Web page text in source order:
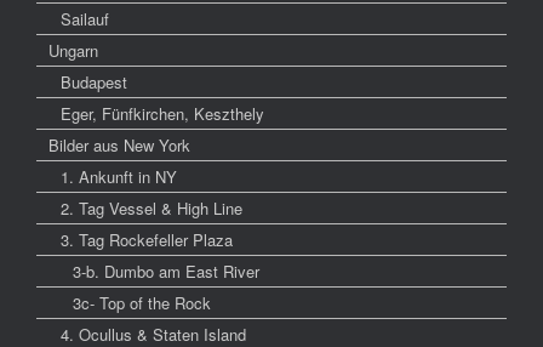
Sailauf
Ungarn
Budapest
Eger, Fünfkirchen, Keszthely
Bilder aus New York
1. Ankunft in NY
2. Tag Vessel & High Line
3. Tag Rockefeller Plaza
3-b. Dumbo am East River
3c- Top of the Rock
4. Ocullus & Staten Island